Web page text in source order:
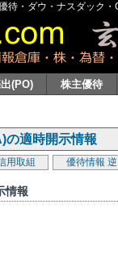
待・ダウ・ナスダック
(PO) 株主優待
の適時開示情報
用取組 優待情報
情報